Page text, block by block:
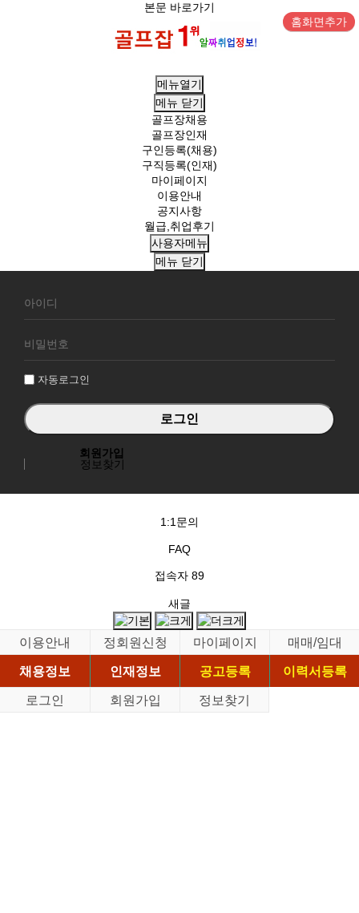
본문 바로가기
홈화면추가
메뉴열기
메뉴 닫기
골프장채용
골프장인재
구인등록(채용)
구직등록(인재)
마이페이지
이용안내
공지사항
월급,취업후기
사용자메뉴
메뉴 닫기
원
그
자동로그인
회원가입
정보찾기
1:1문의
FAQ
접속자 89
새글
이용안내 정회원신청 마이페이지
매매/임대
채용정보
인재정보 공고등록
이력서등록
로그인
회원가입 정보찾기